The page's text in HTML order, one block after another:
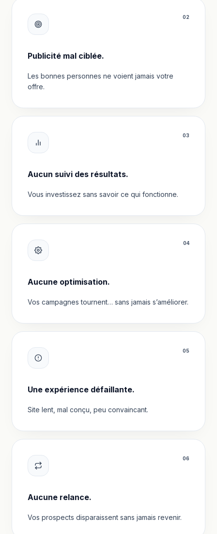
02
Publicité mal ciblée.
Les bonnes personnes ne voient jamais votre
offre.
03
Aucun suivi des résultats.
Vous investissez sans savoir ce qui fonctionne.
04
Aucune optimisation.
Vos campagnes tournent… sans jamais s’améliorer.
05
Une expérience défaillante.
Site lent, mal conçu, peu convaincant.
06
Aucune relance.
Vos prospects disparaissent sans jamais revenir.